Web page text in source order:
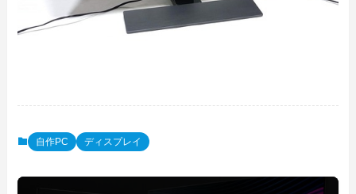
自作PC ディスプレイ